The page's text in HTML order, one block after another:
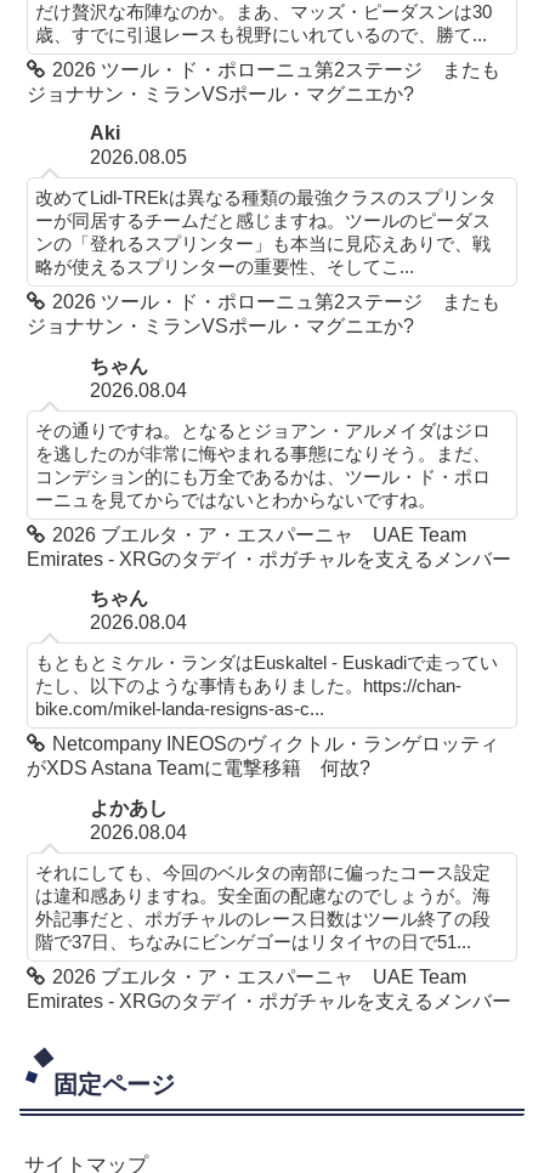
だけ贅沢な布陣なのか。まあ、マッズ・ピーダスンは30
歳、すでに引退レースも視野にいれているので、勝て...
2026 ツール・ド・ポローニュ第2ステージ またも
ジョナサン・ミランVSポール・マグニエか?
Aki
2026.08.05
改めてLidl-TREkは異なる種類の最強クラスのスプリンタ
ーが同居するチームだと感じますね。ツールのピーダス
ンの「登れるスプリンター」も本当に見応えありで、戦
略が使えるスプリンターの重要性、そしてこ...
2026 ツール・ド・ポローニュ第2ステージ またも
ジョナサン・ミランVSポール・マグニエか?
ちゃん
2026.08.04
その通りですね。となるとジョアン・アルメイダはジロ
を逃したのが非常に悔やまれる事態になりそう。まだ、
コンデション的にも万全であるかは、ツール・ド・ポロ
ーニュを見てからではないとわからないですね。
2026 ブエルタ・ア・エスパーニャ UAE Team
Emirates - XRGのタデイ・ポガチャルを支えるメンバー
ちゃん
2026.08.04
もともとミケル・ランダはEuskaltel - Euskadiで走ってい
たし、以下のような事情もありました。https://chan-
bike.com/mikel-landa-resigns-as-c...
Netcompany INEOSのヴィクトル・ランゲロッティ
がXDS Astana Teamに電撃移籍 何故?
よかあし
2026.08.04
それにしても、今回のベルタの南部に偏ったコース設定
は違和感ありますね。安全面の配慮なのでしょうが。海
外記事だと、ポガチャルのレース日数はツール終了の段
階で37日、ちなみにビンゲゴーはリタイヤの日で51...
2026 ブエルタ・ア・エスパーニャ UAE Team
Emirates - XRGのタデイ・ポガチャルを支えるメンバー
固定ページ
サイトマップ